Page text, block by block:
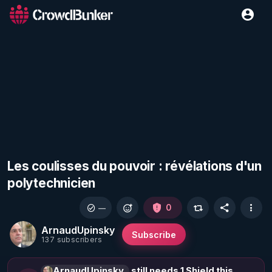
Les coulisses du pouvoir : révélations d'un
polytechnicien
ArnaudUpinsky
137 subscribers Subscribe
— 0